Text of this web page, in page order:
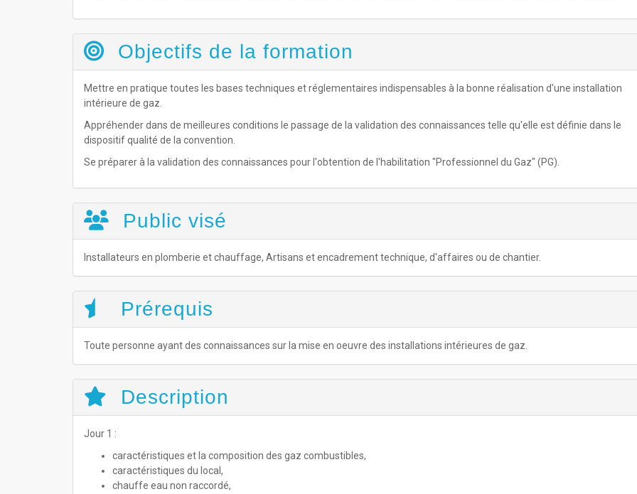
Objectifs de la formation
Mettre en pratique toutes les bases techniques et réglementaires indispensables à la bonne réalisation d'une installation
intérieure de gaz.
Appréhender dans de meilleures conditions le passage de la validation des connaissances telle qu'elle est définie dans le
dispositif qualité de la convention.
Se préparer à la validation des connaissances pour l'obtention de l'habilitation "Professionnel du Gaz" (PG).
Public visé
Installateurs en plomberie et chauffage, Artisans et encadrement technique, d'affaires ou de chantier.
Prérequis
Toute personne ayant des connaissances sur la mise en oeuvre des installations intérieures de gaz.
Description
Jour 1 :
caractéristiques et la composition des gaz combustibles,
caractéristiques du local,
chauffe eau non raccordé,